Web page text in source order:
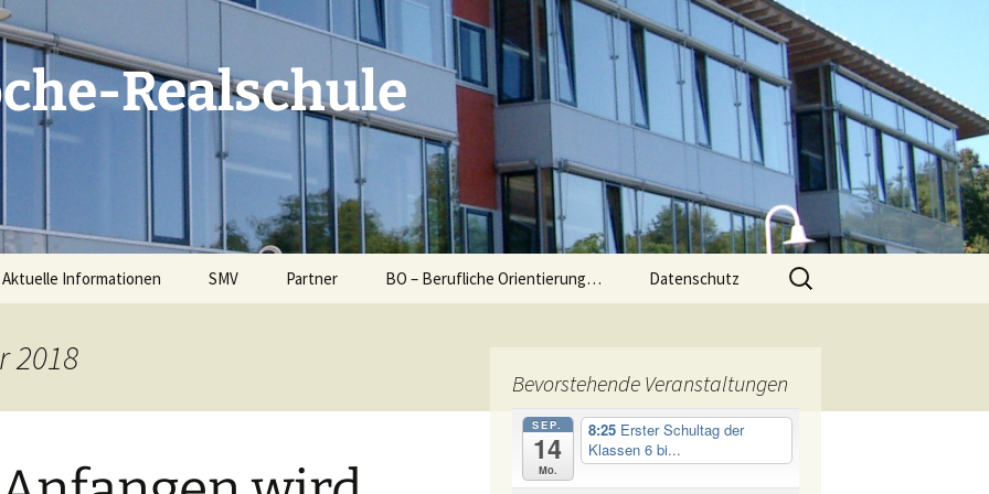
Realschule
Aktuelle Informationen SMV Partner
Bildungspartner
BO – Berufliche Orientierung…
BO Konzept Klasse 5 bis
10
Datenschutz
Suchen
nach:
2018
Bevorstehende Veranstaltungen
SEP.
14
Mo.
8:25 Erster Schultag der
Klassen 6 bi...